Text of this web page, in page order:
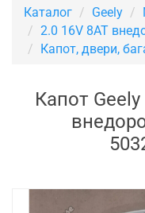
Каталог Geely
2.0 16V 8AT
Капот, двери,
Капот